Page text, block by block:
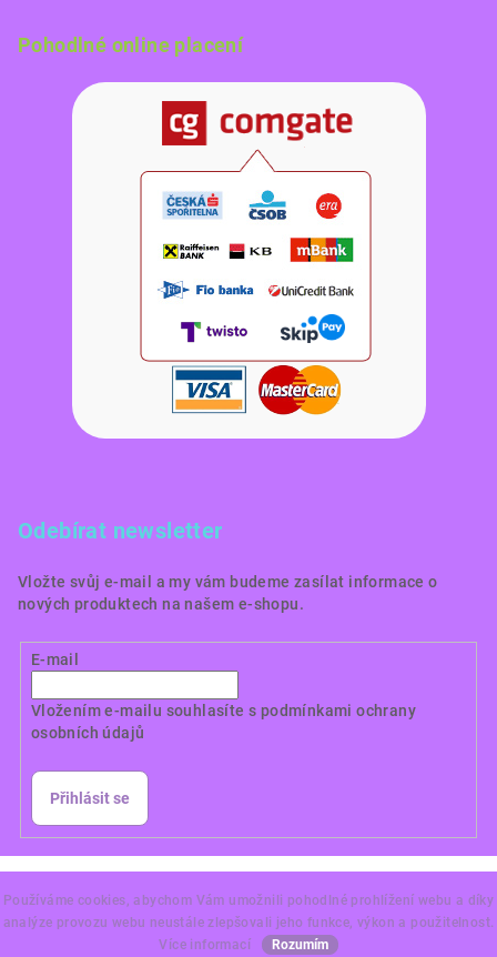
Používáme cookies, abychom Vám umožnili pohodlné prohlížení webu a díky
analýze provozu webu neustále zlepšovali jeho funkce, výkon a použitelnost.
Více informací
Rozumím
Pohodlné online placení
Odebírat newsletter
Vložte svůj e-mail a my vám budeme zasílat informace o
nových produktech na našem e-shopu.
E-mail
Vložením e-mailu souhlasíte s podmínkami ochrany
osobních údajů
Přihlásit se
vyhrazena.
Vytvořil Shoptet Premium